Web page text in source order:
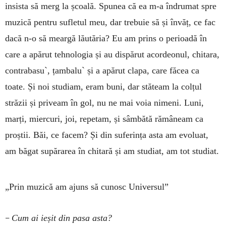
insista să merg la școală. Spunea că ea m-a îndrumat spre
muzică pentru sufletul meu, dar trebuie să și învăț, ce fac
dacă n-o să meargă lăutăria? Eu am prins o perioadă în
care a apărut tehnologia și au dispărut acordeonul, chitara,
contrabasu`, țambalu` și a apărut clapa, care făcea ca
toate. Și noi studiam, eram buni, dar stăteam la colțul
străzii și priveam în gol, nu ne mai voia nimeni. Luni,
marți, miercuri, joi, repetam, și sâmbătă rămâneam ca
proștii. Băi, ce facem? Și din suferința asta am evoluat,
am băgat supărarea în chitară și am studiat, am tot studiat.
„Prin muzică am ajuns să cunosc Universul”
– Cum ai ieșit din pasa asta?